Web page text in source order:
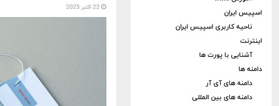
22 اکتبر 2025
اسپیس ایران
ناحیه کاربری اسپیس ایران
اینترنت
آشنایی با پورت ها
دامنه ها
دامنه های آی آر
دامنه های بین المللی